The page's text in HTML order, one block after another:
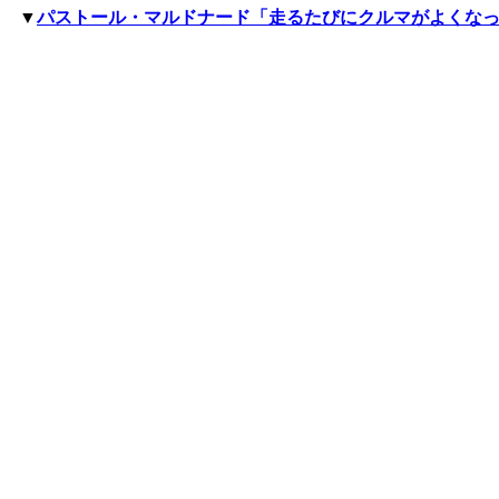
▼パストール・マルドナード「走るたびにクルマがよくなっ